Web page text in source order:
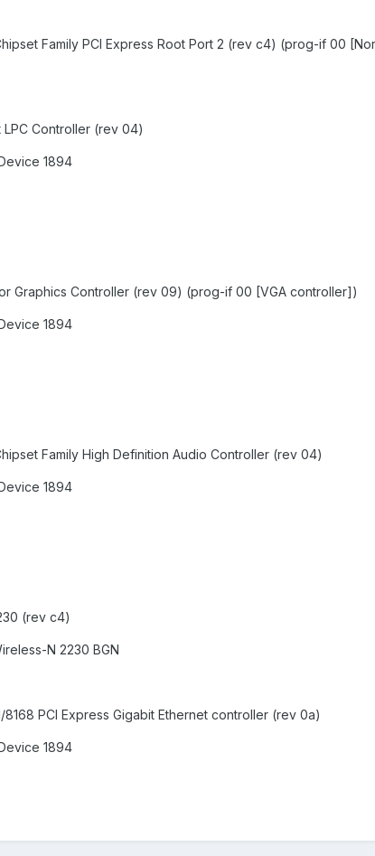
Family PCI Express Root Port 2 (rev c4) (prog-if 00
Controller (rev 04)
1894
Graphics Controller (rev 09) (prog-if 00 [VGA controller])
1894
Family High Definition Audio Controller (rev 04)
1894
(rev c4)
N 2230 BGN
8168 PCI Express Gigabit Ethernet controller (rev 0a)
1894